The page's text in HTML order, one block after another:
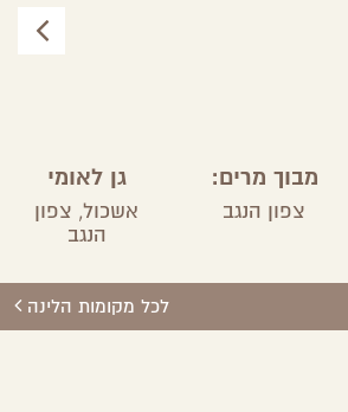
מבוך מרים:
בשביל
הבשמים
במושב ניר
צפון הנגב
גן לאומי
אשכול
אשכול, צפון
הנגב
לכל מקומות הלינה